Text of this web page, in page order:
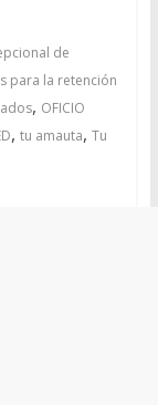
de
para la retención
, OFICIO
, tu amauta, Tu